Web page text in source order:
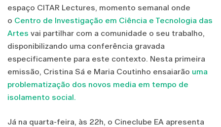
espaço CITAR Lectures, momento semanal onde
o Centro de Investigação em Ciência e Tecnologia das
Artes vai partilhar com a comunidade o seu trabalho,
disponibilizando uma conferência gravada
especificamente para este contexto. Nesta primeira
emissão, Cristina Sá e Maria Coutinho ensaiarão uma
problematização dos novos media em tempo de
isolamento social.
Já na quarta-feira, às 22h, o Cineclube EA apresenta